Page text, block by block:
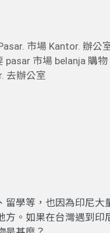
市場 Kantor. 辦公
市場 belanja 購
去辦公室
學等，也因為印尼大
方。如果在台灣遇到印